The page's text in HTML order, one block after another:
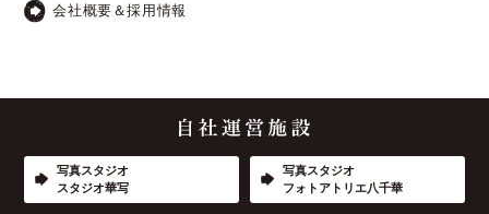
会社概要＆採用情報
写真スタジオ
スタジオ華写
写真スタジオ
フォトアトリエ八千華